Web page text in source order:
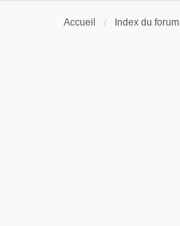
Accueil Index du forum